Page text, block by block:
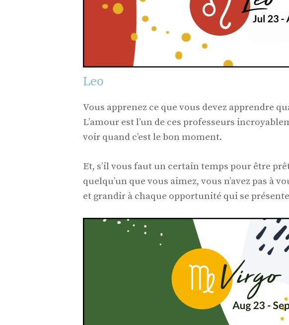
Leo
Vous apprenez ce que vous devez apprendre
L’amour est l’un de ces professeurs
voir quand c’est le bon moment.
Et, s’il vous faut un certain temps pour être
quelqu’un que vous aimez, vous n’avez pas à
et grandir à chaque opportunité qui se